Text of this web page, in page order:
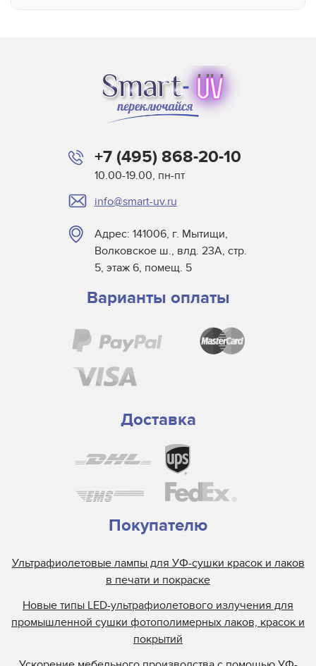
Baldwin
Beltron
BLV
Didde
DigiPrint для сушек
Dorn SPE
Dry Tac
Efsen
Frank Matthew
Grafix
H&S Autoshot
Hanovia
Heidelberg
Henkel
Hewlett Packard
Interlight
Jelight
Johnson and Allen
Kase
+7 (495) 868-20-10
10.00-19.00, пн-пт
info@smart-uv.ru
Адрес: 141006, г. Мытищи,
Волковское ш., влд. 23А, стр.
5, этаж 6, помещ. 5
Варианты оплаты
Доставка
Покупателю
Ультрафиолетовые лампы для УФ-сушки красок и лаков
в печати и покраске
Новые типы LED-ультрафиолетового излучения для
промышленной сушки фотополимерных лаков, красок и
покрытий